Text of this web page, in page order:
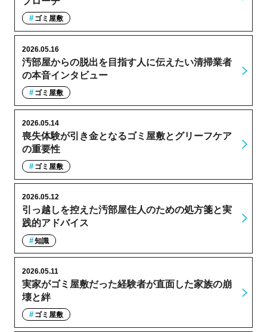
ゴミ屋敷
汚部屋からの脱出を目指す人に伝えたい清掃業者
の本音インタビュー
2026.05.16
ゴミ屋敷
喪失体験が引き金となるゴミ屋敷とグリーフケア
の重要性
2026.05.14
ゴミ屋敷
引っ越しを控えた汚部屋住人のための処方箋と実
践的アドバイス
2026.05.12
知識
実家がゴミ屋敷だった経験者が直面した家族の崩
壊と絆
2026.05.11
ゴミ屋敷